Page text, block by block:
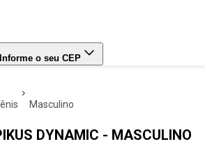
Informe o seu CEP
tênis masculino
DYNAMIC - MASCULINO